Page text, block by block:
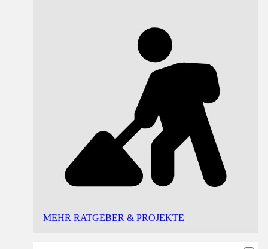
MEHR RATGEBER & PROJEKTE